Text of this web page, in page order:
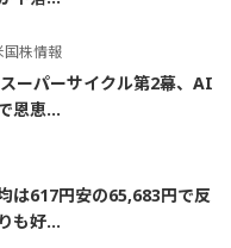
国株情報
ーパーサイクル第2幕、AI
恩恵...
は617円安の65,683円で反
も好...